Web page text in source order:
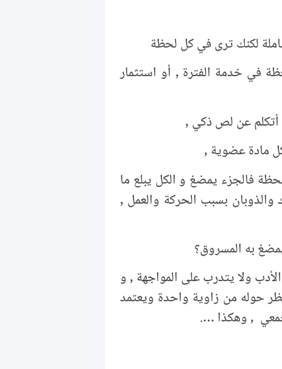
لكنك ترى في كل لحظة
في خدمة الفترة , أو استثمار
عن لص ذكي ,
مادة عضوية ,
فالجزء يمضغ و الكل يبلع ما
بسبب الحركة والعمل ,
به المسروق؟
ولا يتدرب على المواجهة , و
حوله من زاوية واحدة ويعتمد
, وهكذا ….